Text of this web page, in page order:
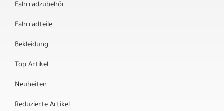
Fahrradzubehör
Fahrradteile
Bekleidung
Top Artikel
Neuheiten
Reduzierte Artikel